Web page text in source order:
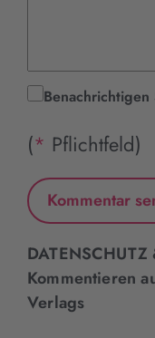
(* Pflichtfeld)
Kommentieren
Verlags